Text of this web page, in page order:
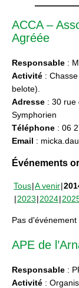
ACCA –
Agréée
Responsable :
Activité :
belote).
Adresse : 30 rue
Symphorien
Téléphone : 06
Email :
Événements
Tous A venir
2023 2024
Pas d'événement
APE de
Responsable :
Activité :